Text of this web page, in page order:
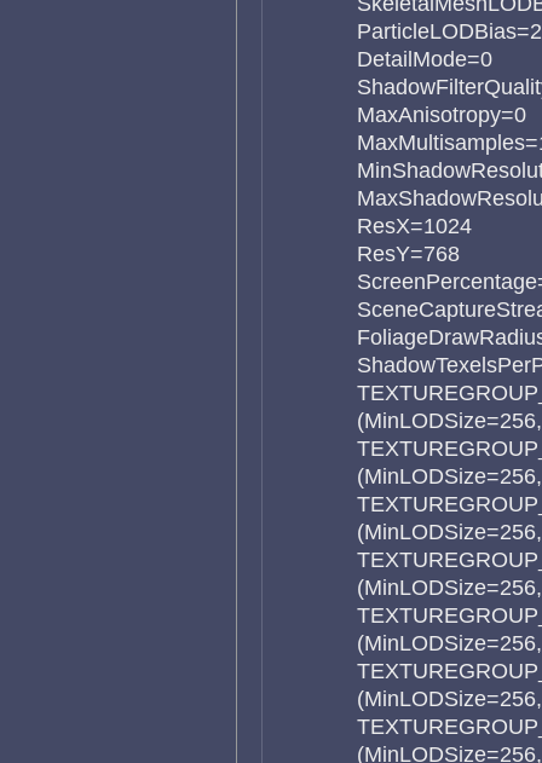
DetailMode=0
MaxAnisotropy=0
ResX=1024
ResY=768